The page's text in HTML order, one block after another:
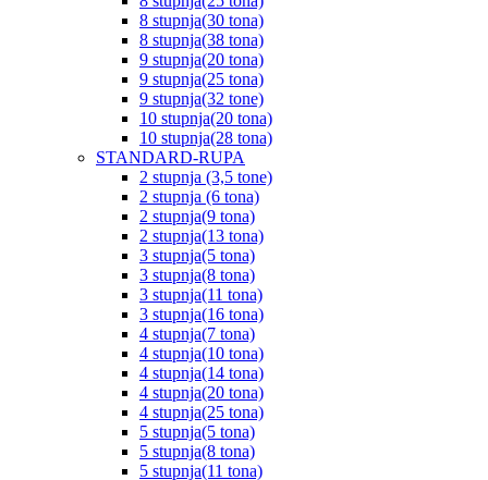
8 stupnja(30 tona)
8 stupnja(38 tona)
9 stupnja(20 tona)
9 stupnja(25 tona)
9 stupnja(32 tone)
10 stupnja(20 tona)
10 stupnja(28 tona)
STANDARD-RUPA
2 stupnja (3,5 tone)
2 stupnja (6 tona)
2 stupnja(9 tona)
2 stupnja(13 tona)
3 stupnja(5 tona)
3 stupnja(8 tona)
3 stupnja(11 tona)
3 stupnja(16 tona)
4 stupnja(7 tona)
4 stupnja(10 tona)
4 stupnja(14 tona)
4 stupnja(20 tona)
4 stupnja(25 tona)
5 stupnja(5 tona)
5 stupnja(8 tona)
5 stupnja(11 tona)